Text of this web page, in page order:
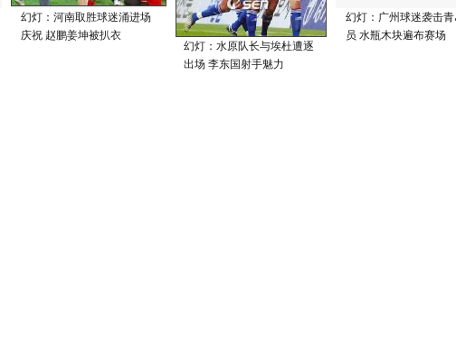
幻灯：河南取胜球迷涌进场
庆祝 赵鹏姜坤被扒衣
幻灯：水原队长与埃杜遭逐
出场 李东国射手魅力
幻灯：广州球迷袭击
员 水瓶木块遍布赛场